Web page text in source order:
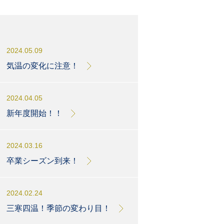
2024.05.09
気温の変化に注意！
2024.04.05
新年度開始！！
2024.03.16
卒業シーズン到来！
2024.02.24
三寒四温！季節の変わり目！